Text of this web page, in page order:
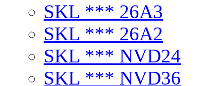
SKL *** 26A3
SKL *** 26А2
SKL *** NVD24
SKL *** NVD36